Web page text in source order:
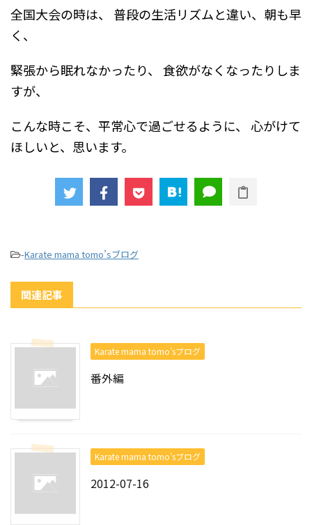
全国大会の時は、
普段の生活リズムと違い、朝も早
く、
緊張から眠れなかったり、
食欲がなくなったりしま
すが、
こんな時こそ、平常心で過ごせるように、
心がけて
ほしいと、思います。
-Karate mama tomo’sブログ
関連記事
Karate mama tomo’sブログ
番外編
Karate mama tomo’sブログ
2012-07-16